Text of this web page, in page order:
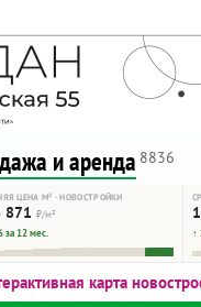
и аренда 8836
ЦЕНА М² · НОВОСТРОЙКИ
871 ₽/м²
за 12 мес.
↑
карта